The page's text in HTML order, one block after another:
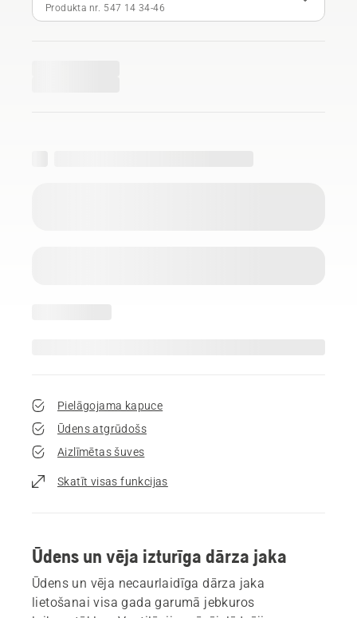
Produkta nr. 547 14 34‑46
Pielāgojama kapuce
Ūdens atgrūdošs
Aizlīmētas šuves
Skatīt visas funkcijas
Ūdens un vēja izturīga dārza jaka
Ūdens un vēja necaurlaidīga dārza jaka
lietošanai visa gada garumā jebkuros